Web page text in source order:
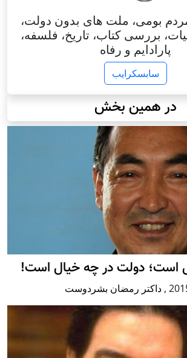
بومی، ملت های بدون دولت،
بررسی کتاب، تاریخ، فلسفه،
پارادایم و رفاه
سابسکرایب
در همین بخش
است؛ دولت در چه خیال است!
, داکتر رمضان بشردوست